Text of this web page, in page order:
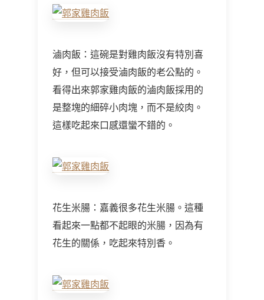
滷肉飯：這碗是對雞肉飯沒有特別喜
好，但可以接受滷肉飯的老公點的。
看得出來郭家雞肉飯的滷肉飯採用的
是整塊的細碎小肉塊，而不是絞肉。
這樣吃起來口感還蠻不錯的。
花生米腸：嘉義很多花生米腸。這種
看起來一點都不起眼的米腸，因為有
花生的關係，吃起來特別香。